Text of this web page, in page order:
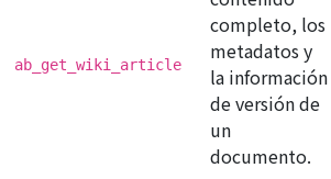
ab_get_wiki_article
completo, los
metadatos y
la información
de versión de
un
documento.